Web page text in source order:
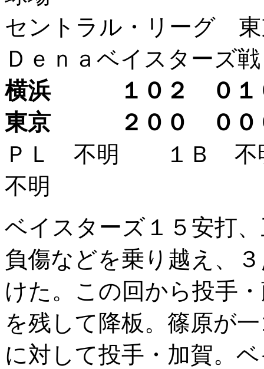
セントラル・リーグ 東
Ｄｅｎａベイスターズ戦
横浜 １０２ ０
東京 ２００ ０
ＰＬ 不明 １Ｂ
不明
ベイスターズ１５安打
負傷などを乗り越え、
けた。この回から投手
を残して降板。篠原が
に対して投手・加賀。